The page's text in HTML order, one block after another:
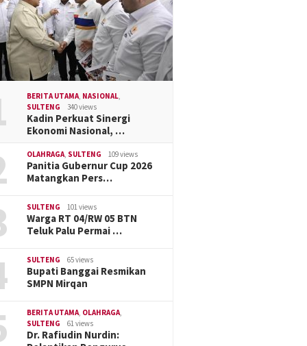
BERITA UTAMA NASIONAL
SULTENG
340 views
Kadin Perkuat Sinergi
Ekonomi Nasional, …
OLAHRAGA SULTENG 109 views
Panitia Gubernur Cup 2026
Matangkan Pers…
SULTENG 101 views
Warga RT 04/RW 05 BTN
Teluk Palu Permai …
SULTENG 65 views
Bupati Banggai Resmikan
SMPN Mirqan
BERITA UTAMA OLAHRAGA
SULTENG
61 views
Dr. Rafiudin Nurdin: